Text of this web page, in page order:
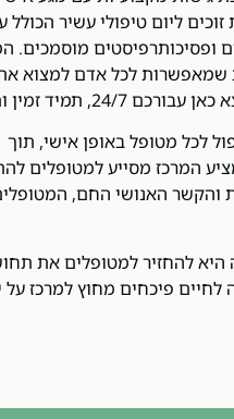
ליום טיפולי עשיר הכולל
ופסיכותרפיסטים מוסמכים.
שמאפשרות לכל אדם למצוא
זמין ותומך.
לכל מטופל באופן אישי, תוך
המרכז מסייע למטופלים
והקשר האנושי החם,
להחזיר למטופלים את
פיכחים מחוץ למרכז על